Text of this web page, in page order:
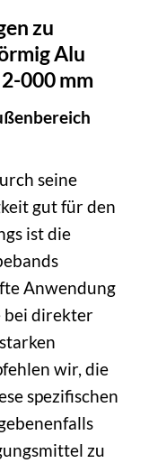
zu
Alu
000 mm
seine
gut für den
ist die
Anwendung
bei direkter
wir, die
spezifischen
zu